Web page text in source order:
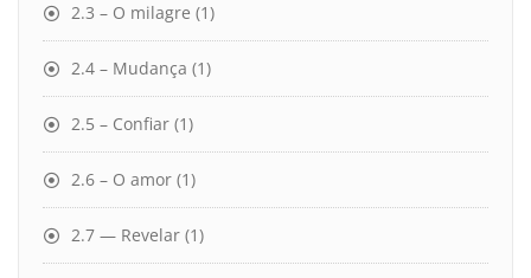
2.3 – O milagre (1)
2.4 – Mudança (1)
2.5 – Confiar (1)
2.6 – O amor (1)
2.7 — Revelar (1)